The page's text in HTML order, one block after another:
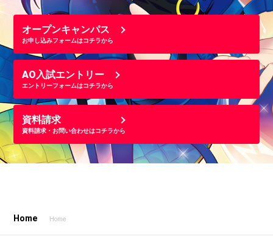
オープンキャンパス
お申し込みフォームはコチラから
AO入試エントリー
エントリーフォームはコチラから
資料請求
資料請求・お問い合わせはコチラから
Home Home